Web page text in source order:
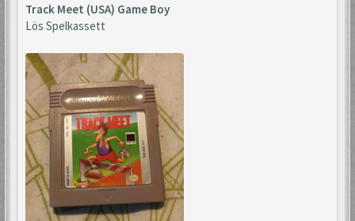
Track Meet (USA) Game Boy
Lös Spelkassett